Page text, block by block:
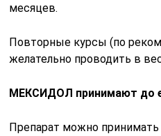
месяцев.
Повторные курсы (по
желательно проводить в
МЕКСИДОЛ принимают до
Препарат можно